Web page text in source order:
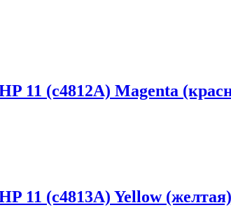
11 (c4812A) Magenta
11 (c4813A) Yellow (желтая)